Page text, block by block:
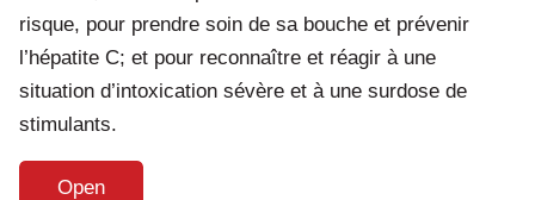
risque, pour prendre soin de sa bouche et prévenir
l’hépatite C; et pour reconnaître et réagir à une
situation d’intoxication sévère et à une surdose de
stimulants.
Open